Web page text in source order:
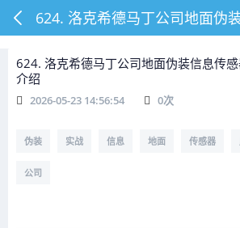
624. 洛克希德马丁公司地面伪装信息传
介绍
2026-05-23 14:56:54 0次
伪装 实战 信息 地面 传感器
公司